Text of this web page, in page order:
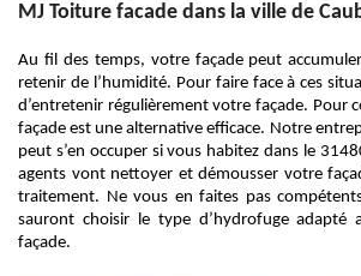
MJ Toiture facade dans la ville de
Au fil des temps, votre façade peut
retenir de l’humidité. Pour faire face à ces
d’entretenir régulièrement votre façade. Pour
façade est une alternative efficace. Notre
peut s’en occuper si vous habitez dans le
agents vont nettoyer et démousser votre
traitement. Ne vous en faites pas
sauront choisir le type d’hydrofuge adapté
façade.